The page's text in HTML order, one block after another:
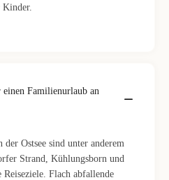
Kinder.
Familienurlaub an
Ostsee sind unter anderem
Strand, Kühlungsborn und
Flach abfallende